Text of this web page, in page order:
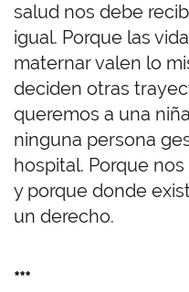
salud nos debe
igual. Porque las
maternar valen lo
deciden otras
queremos a una
ninguna persona
hospital. Porque
y porque donde
un derecho.
***